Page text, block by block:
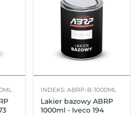
INDEKS: ABRP-B-1000ML
Lakier bazowy ABRP
1000ml - Iveco 194